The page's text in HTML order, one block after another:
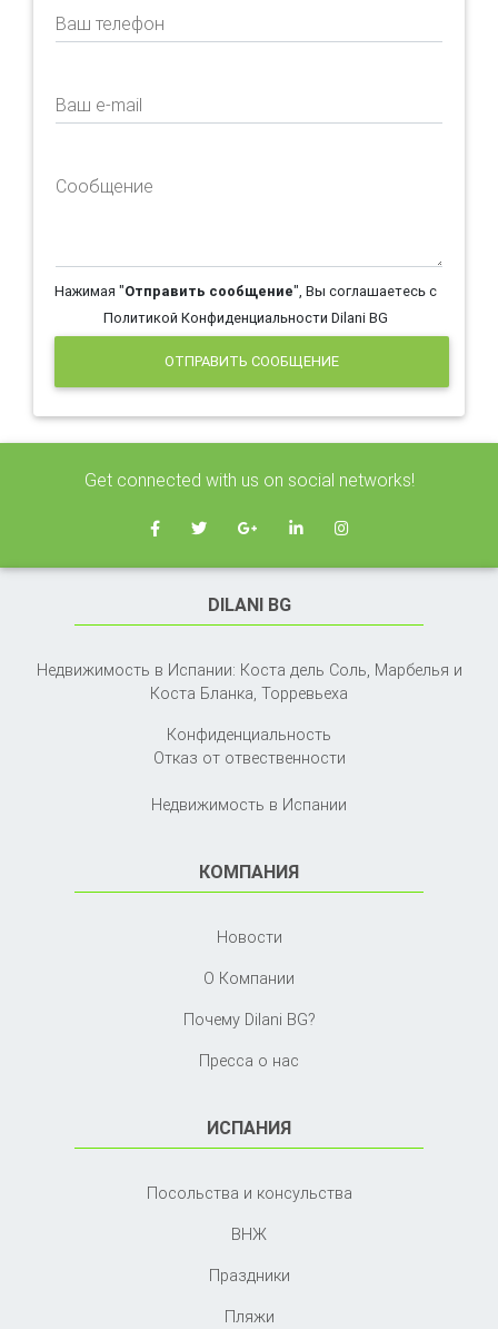
Ваш телефон
Ваш e-mail
Сообщение
Нажимая "Отправить сообщение", Вы соглашаетесь с
Политикой Конфиденциальности Dilani BG
ОТПРАВИТЬ СООБЩЕНИЕ
Get connected with us on social networks!
DILANI BG
Недвижимость в Испании: Коста дель Соль, Марбелья и
Коста Бланка, Торревьеха
Конфиденциальность
Отказ от отвественности
Недвижимость в Испании
КОМПАНИЯ
Новости
О Компании
Почему Dilani BG?
Пресса о нас
ИСПАНИЯ
Посольства и консульства
ВНЖ
Праздники
Пляжи